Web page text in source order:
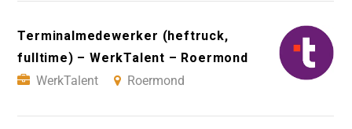
Terminalmedewerker (heftruck,
fulltime) – WerkTalent – Roermond
WerkTalent
Roermond